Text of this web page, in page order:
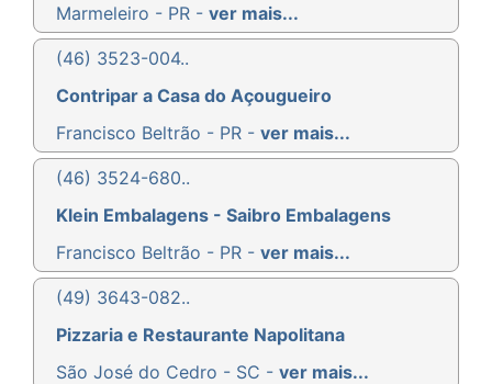
Marmeleiro - PR - ver mais...
(46) 3523-004..
Contripar a Casa do Açougueiro
Francisco Beltrão - PR - ver mais...
(46) 3524-680..
Klein Embalagens - Saibro Embalagens
Francisco Beltrão - PR - ver mais...
(49) 3643-082..
Pizzaria e Restaurante Napolitana
São José do Cedro - SC - ver mais...